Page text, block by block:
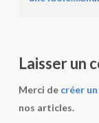
Laisser un
Merci de créer
nos articles.